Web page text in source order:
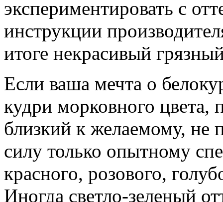
экспериментировать с
инструкции
итоге некрасивый
Если ваша мечта о
кудри морковного цвета,
близкий к желаемому, не
силу только опытному
красного, розового,
Иногда светло-зеленый